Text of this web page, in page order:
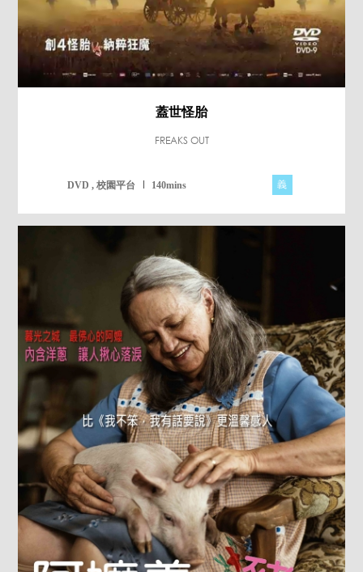
蓋世怪胎
FREAKS OUT
DVD , 校園平台 140mins 義